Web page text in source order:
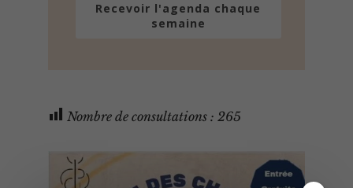
Recevoir l'agenda chaque
semaine
Nombre de consultations : 265